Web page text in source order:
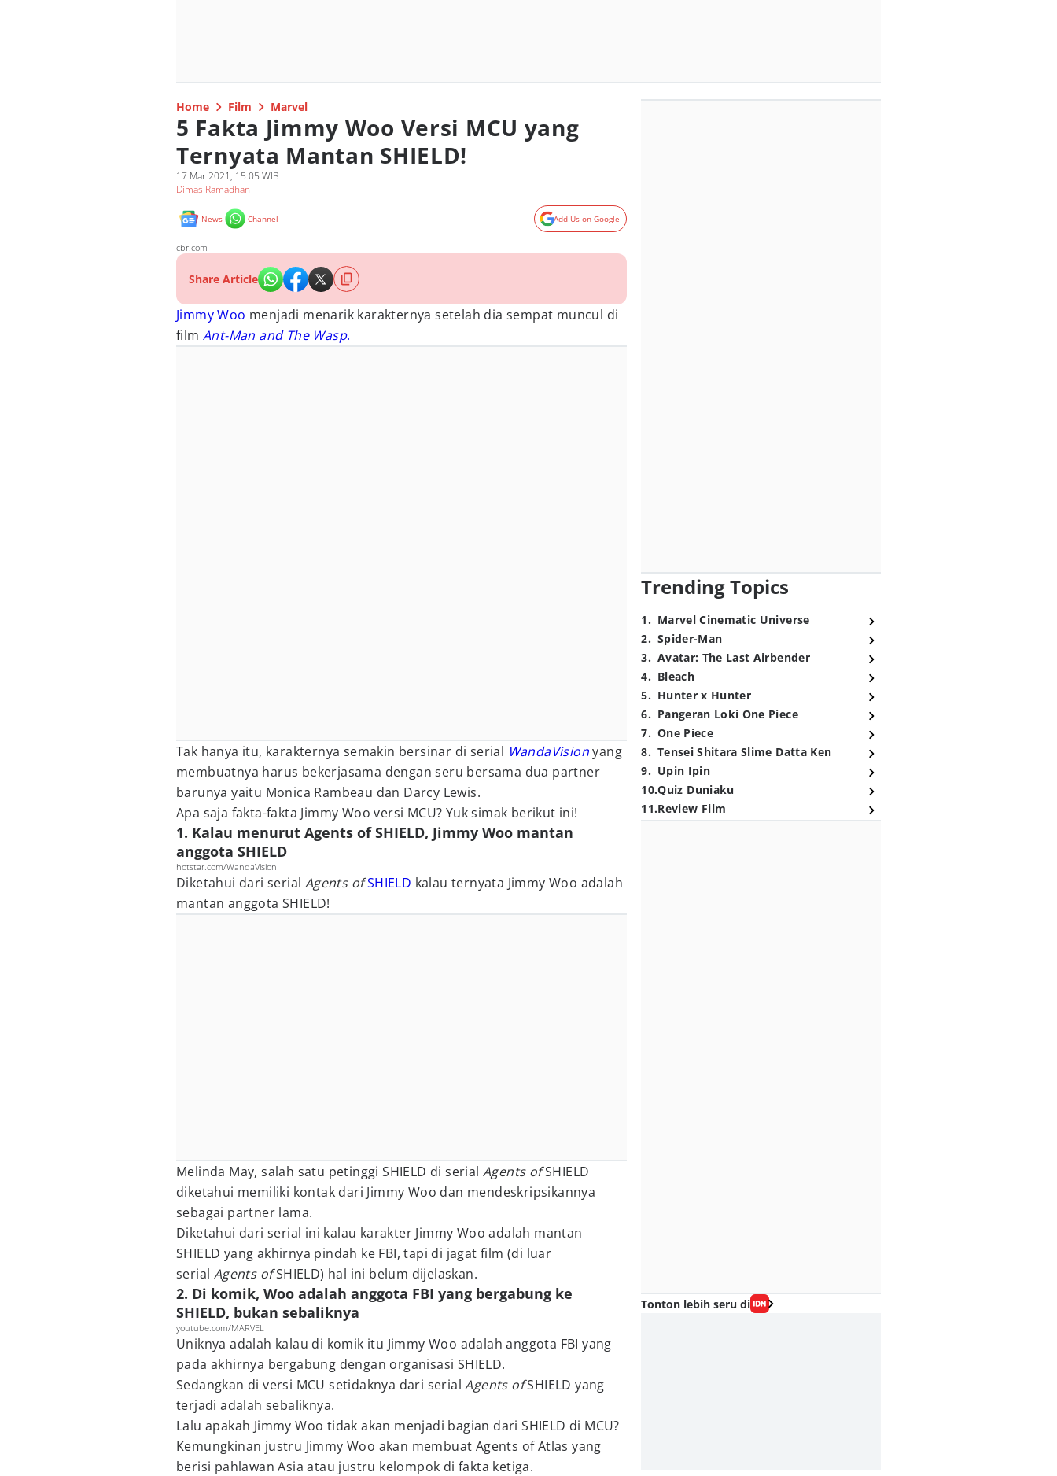
Home Film Marvel
5 Fakta Jimmy Woo Versi MCU yang
Ternyata Mantan SHIELD!
17 Mar 2021, 15:05 WIB
Dimas Ramadhan
News Channel Add Us on Google
cbr.com
Share Article
Jimmy Woo menjadi menarik karakternya setelah dia sempat muncul di
film Ant-Man and The Wasp.
Tak hanya itu, karakternya semakin bersinar di serial WandaVisionyang
membuatnya harus bekerjasama dengan seru bersama dua partner
barunya yaitu Monica Rambeau dan Darcy Lewis.
Apa saja fakta-fakta Jimmy Woo versi MCU? Yuk simak berikut ini!
1. Kalau menurut Agents of SHIELD, Jimmy Woo mantan
anggota SHIELD
hotstar.com/WandaVision
Diketahui dari serial Agents ofSHIELD kalau ternyata Jimmy Woo adalah
mantan anggota SHIELD!
Melinda May, salah satu petinggi SHIELD di serial Agents ofSHIELD
diketahui memiliki kontak dari Jimmy Woo dan mendeskripsikannya
sebagai partner lama.
Diketahui dari serial ini kalau karakter Jimmy Woo adalah mantan
SHIELD yang akhirnya pindah ke FBI, tapi di jagat film (di luar
serial Agents ofSHIELD) hal ini belum dijelaskan.
2. Di komik, Woo adalah anggota FBI yang bergabung ke
SHIELD, bukan sebaliknya
youtube.com/MARVEL
Uniknya adalah kalau di komik itu Jimmy Woo adalah anggota FBI yang
pada akhirnya bergabung dengan organisasi SHIELD.
Sedangkan di versi MCU setidaknya dari serialAgents ofSHIELD yang
terjadi adalah sebaliknya.
Lalu apakah Jimmy Woo tidak akan menjadi bagian dari SHIELD di MCU?
Kemungkinan justru Jimmy Woo akan membuat Agents of Atlas yang
berisi pahlawan Asia atau justru kelompok di fakta ketiga.
Trending Topics
1. Marvel Cinematic Universe
2. Spider-Man
3. Avatar: The Last Airbender
4. Bleach
5. Hunter x Hunter
6. Pangeran Loki One Piece
7. One Piece
8. Tensei Shitara Slime Datta Ken
9. Upin Ipin
10.Quiz Duniaku
11.Review Film
Tonton lebih seru di